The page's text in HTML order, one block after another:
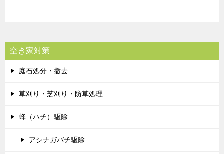
空き家対策
庭石処分・撤去
草刈り・芝刈り・防草処理
蜂（ハチ）駆除
アシナガバチ駆除